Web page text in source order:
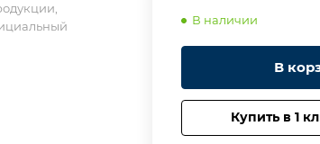
В наличии
В
Купить в 1